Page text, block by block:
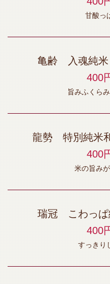
甘酸っ
亀齢 入魂純米
400
旨みふくら
龍勢 特別純米
400
米の旨み
瑞冠 こわっぱ
400
すっきり